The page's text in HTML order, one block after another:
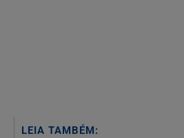
LEIA TAMBÉM: